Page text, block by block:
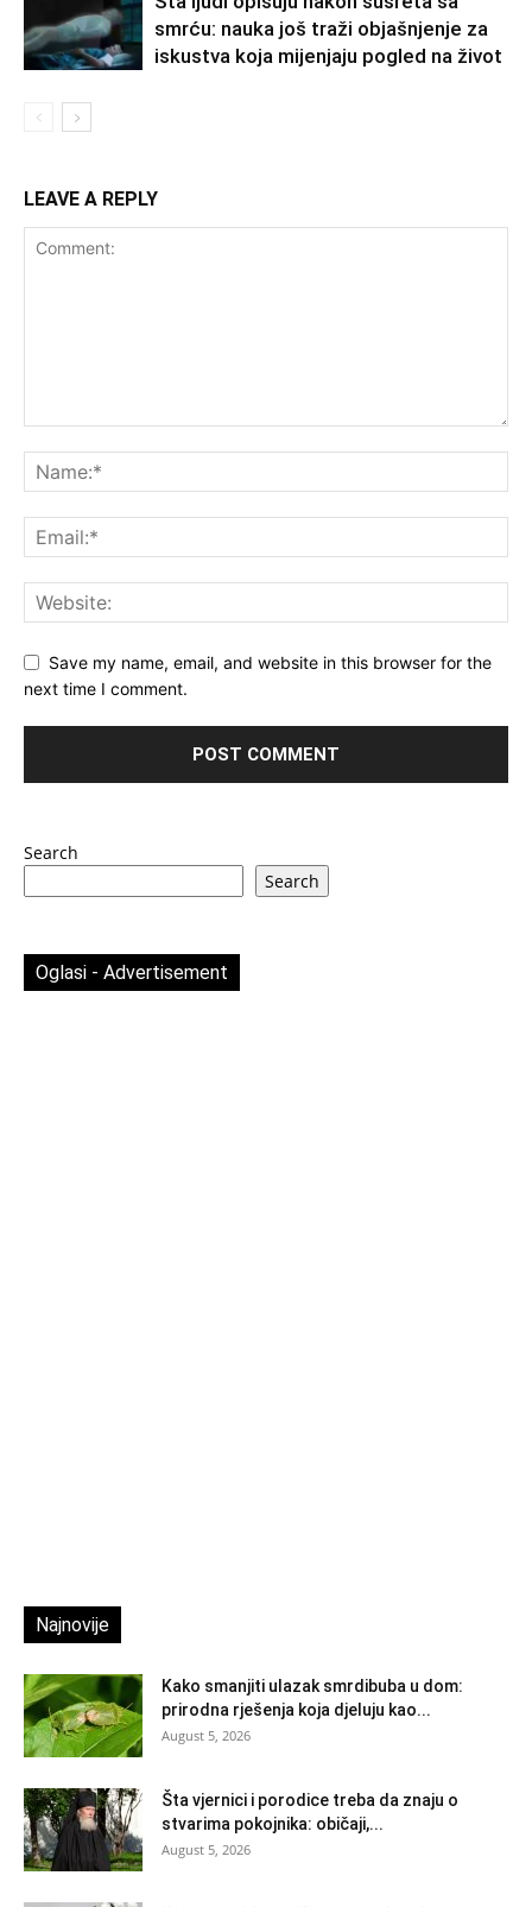
smrću: nauka još traži objašnjenje za
iskustva koja mijenjaju pogled na život
LEAVE A REPLY
Save my name, email, and website in this browser for the
next time I comment.
Search
Search
Oglasi - Advertisement
Najnovije
Kako smanjiti ulazak smrdibuba u dom:
prirodna rješenja koja djeluju kao...
August 5, 2026
Šta vjernici i porodice treba da znaju o
stvarima pokojnika: običaji,...
August 5, 2026